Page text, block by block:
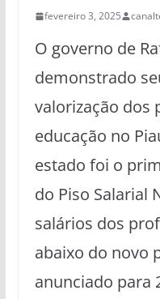
fevereiro 3, 2025
O governo de
demonstrado
valorização dos
educação no
estado foi o
do Piso Salarial
salários dos
abaixo do novo
anunciado para